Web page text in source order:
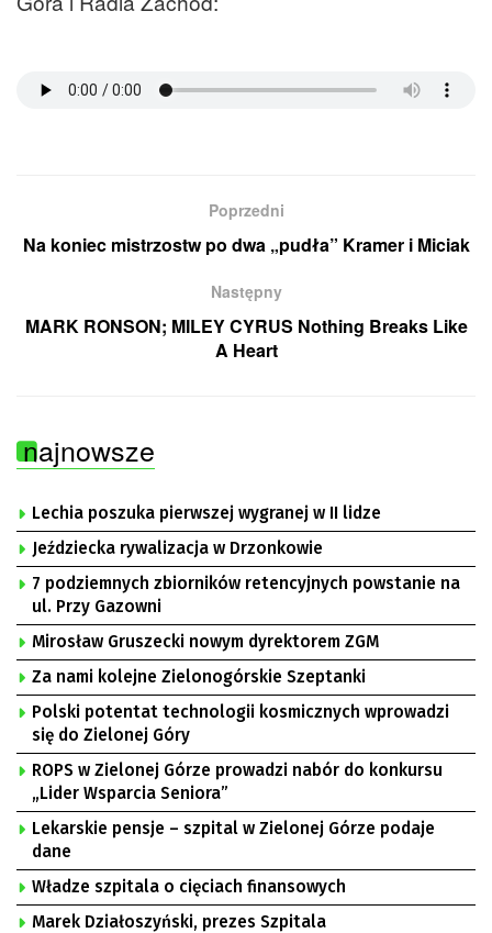
Poprzedni
Na koniec mistrzostw po dwa „pudła” Kramer i Miciak
Następny
MARK RONSON; MILEY CYRUS Nothing Breaks Like
A Heart
najnowsze
Lechia poszuka pierwszej wygranej w II lidze
Jeździecka rywalizacja w Drzonkowie
7 podziemnych zbiorników retencyjnych powstanie na
ul. Przy Gazowni
Mirosław Gruszecki nowym dyrektorem ZGM
Za nami kolejne Zielonogórskie Szeptanki
Polski potentat technologii kosmicznych wprowadzi
się do Zielonej Góry
ROPS w Zielonej Górze prowadzi nabór do konkursu
„Lider Wsparcia Seniora”
Lekarskie pensje – szpital w Zielonej Górze podaje
dane
Władze szpitala o cięciach finansowych
Marek Działoszyński, prezes Szpitala